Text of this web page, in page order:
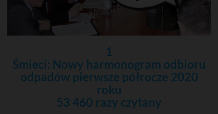
1
Śmieci: Nowy harmonogram odbioru
odpadów pierwsze półrocze 2020
roku
53 460 razy czytany